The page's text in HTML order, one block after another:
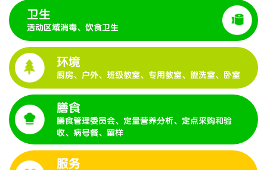
卫生
活动区域消毒、饮食卫生
环境
厨房、户外、班级教室、专用教室、盥洗室、卧室
膳食
膳食管理委员会、定量营养分析、定点采购和验
收、病号餐、留样
服务